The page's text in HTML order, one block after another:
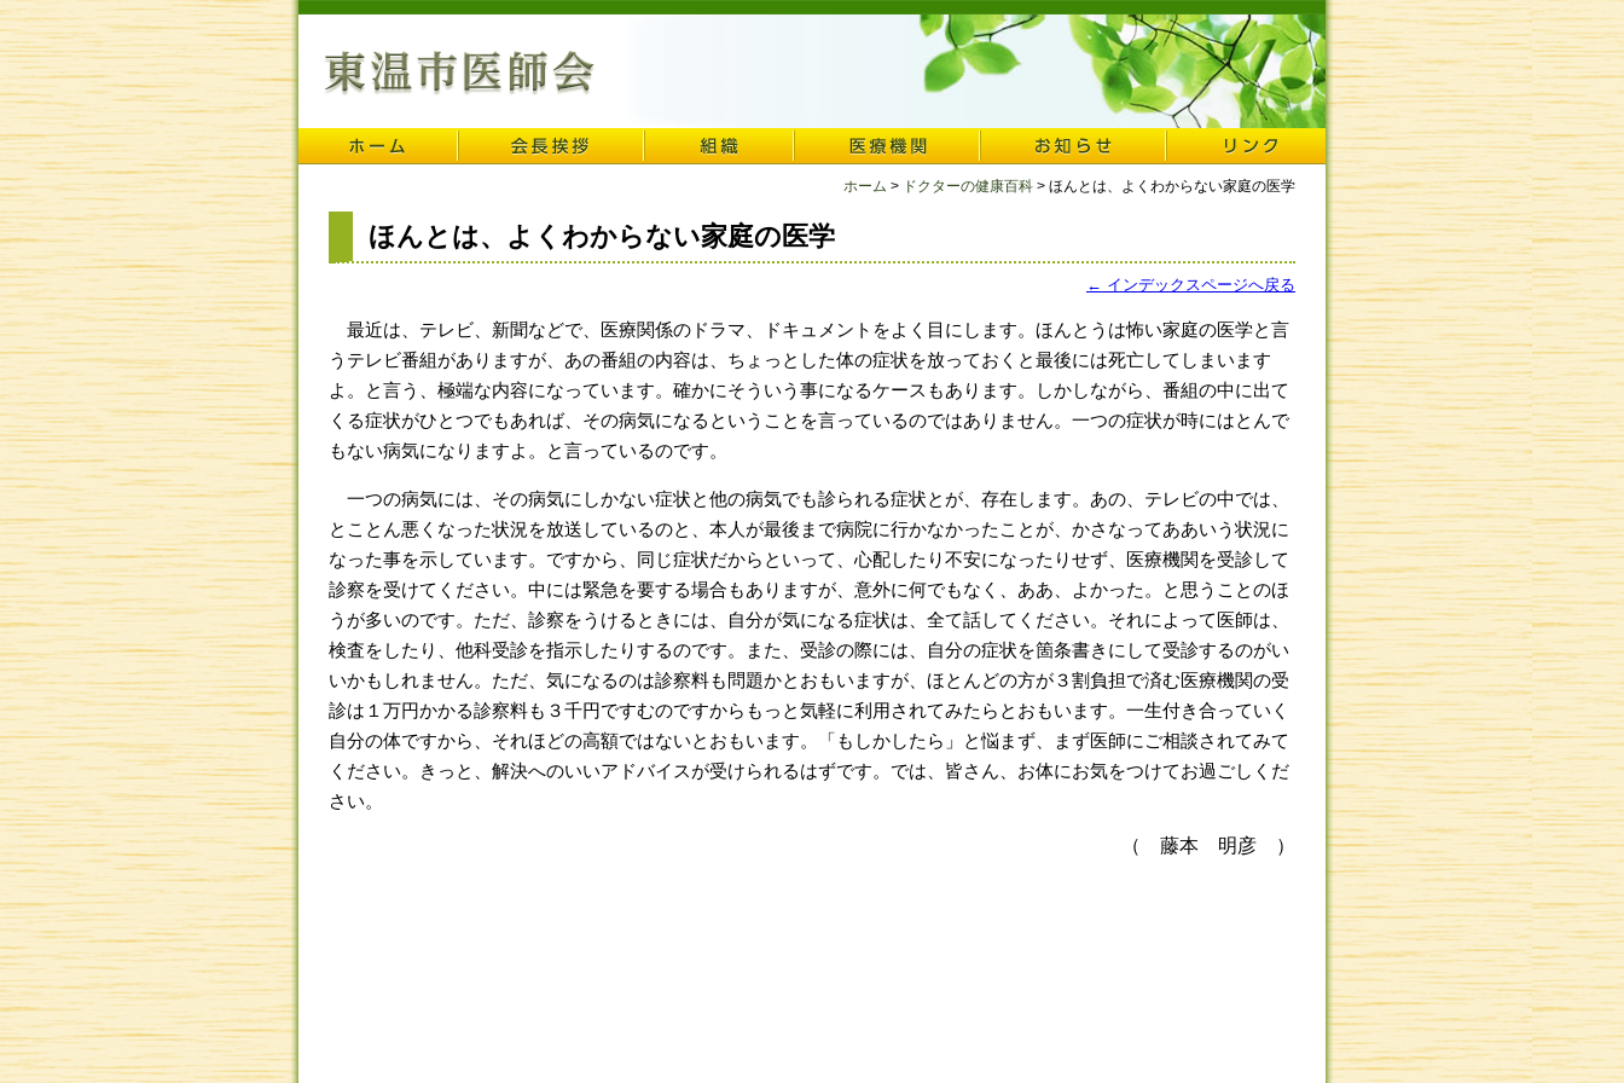
ホーム > ドクターの健康百科 > ほんとは、よくわからない家庭の医学
ほんとは、よくわからない家庭の医学
← インデックスページへ戻る
最近は、テレビ、新聞などで、医療関係のドラマ、ドキュメントをよく目にします。ほんとうは怖い家庭の医学と言
うテレビ番組がありますが、あの番組の内容は、ちょっとした体の症状を放っておくと最後には死亡してしまいます
よ。と言う、極端な内容になっています。確かにそういう事になるケースもあります。しかしながら、番組の中に出て
くる症状がひとつでもあれば、その病気になるということを言っているのではありません。一つの症状が時にはとんで
もない病気になりますよ。と言っているのです。
一つの病気には、その病気にしかない症状と他の病気でも診られる症状とが、存在します。あの、テレビの中では、
とことん悪くなった状況を放送しているのと、本人が最後まで病院に行かなかったことが、かさなってああいう状況に
なった事を示しています。ですから、同じ症状だからといって、心配したり不安になったりせず、医療機関を受診して
診察を受けてください。中には緊急を要する場合もありますが、意外に何でもなく、ああ、よかった。と思うことのほ
うが多いのです。ただ、診察をうけるときには、自分が気になる症状は、全て話してください。それによって医師は、
検査をしたり、他科受診を指示したりするのです。また、受診の際には、自分の症状を箇条書きにして受診するのがい
いかもしれません。ただ、気になるのは診察料も問題かとおもいますが、ほとんどの方が３割負担で済む医療機関の受
診は１万円かかる診察料も３千円ですむのですからもっと気軽に利用されてみたらとおもいます。一生付き合っていく
自分の体ですから、それほどの高額ではないとおもいます。「もしかしたら」と悩まず、まず医師にご相談されてみて
ください。きっと、解決へのいいアドバイスが受けられるはずです。では、皆さん、お体にお気をつけてお過ごしくだ
さい。
（ 藤本 明彦 ）